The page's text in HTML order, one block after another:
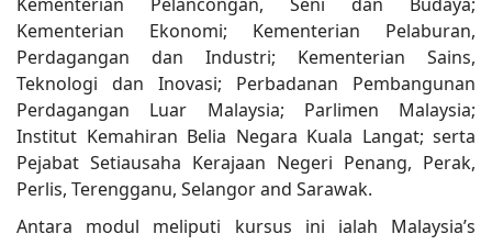
Kementerian Ekonomi; Kementerian Pelaburan,
Perdagangan dan Industri; Kementerian Sains,
Teknologi dan Inovasi; Perbadanan Pembangunan
Perdagangan Luar Malaysia; Parlimen Malaysia;
Institut Kemahiran Belia Negara Kuala Langat; serta
Pejabat Setiausaha Kerajaan Negeri Penang, Perak,
Perlis, Terengganu, Selangor and Sarawak.
Antara modul meliputi kursus ini ialah Malaysia’s